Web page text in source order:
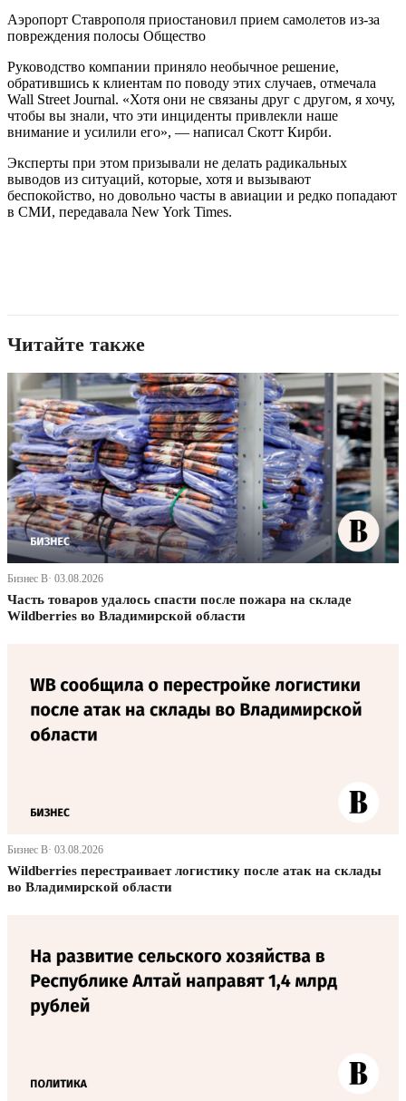
Аэропорт Ставрополя приостановил прием самолетов из-за
повреждения полосы Общество
Руководство компании приняло необычное решение,
обратившись к клиентам по поводу этих случаев, отмечала
Wall Street Journal. «Хотя они не связаны друг с другом, я хочу,
чтобы вы знали, что эти инциденты привлекли наше
внимание и усилили его», — написал Скотт Кирби.
Эксперты при этом призывали не делать радикальных
выводов из ситуаций, которые, хотя и вызывают
беспокойство, но довольно часты в авиации и редко попадают
в СМИ, передавала New York Times.
Читайте также
Бизнес В· 03.08.2026
Часть товаров удалось спасти после пожара на складе
Wildberries во Владимирской области
Бизнес В· 03.08.2026
Wildberries перестраивает логистику после атак на склады
во Владимирской области